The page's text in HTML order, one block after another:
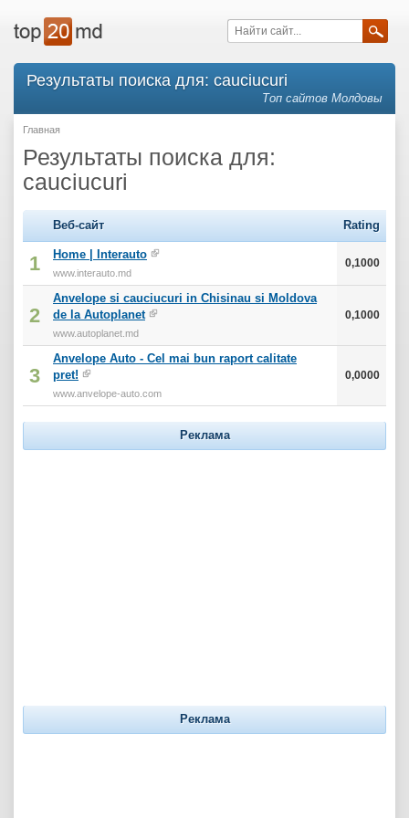
Результаты поиска для: cauciucuri
Топ сайтов Молдовы
Главная
Результаты поиска для:
cauciucuri
Веб-сайт Rating
1 Home | Interauto
www.interauto.md
0,1000
2
Anvelope si cauciucuri in Chisinau si Moldova
de la Autoplanet
www.autoplanet.md
0,1000
3
Anvelope Auto - Cel mai bun raport calitate
pret!
www.anvelope-auto.com
0,0000
Реклама
Реклама